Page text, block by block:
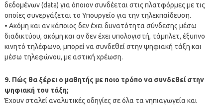
δεδομένων (data) για όποιον συνδέεται στις πλατφόρμες με τις
οποίες συνεργάζεται το Υπουργείο για την τηλεκπαίδευση.
• Ακόμη και αν κάποιος δεν έχει δυνατότητα σύνδεσης μέσω
διαδικτύου, ακόμη και αν δεν έχει υπολογιστή, τάμπλετ, έξυπνο
κινητό τηλέφωνο, μπορεί να συνδεθεί στην ψηφιακή τάξη και
μέσω τηλεφώνου, με αστική χρέωση.
9. Πώς θα ξέρει ο μαθητής με ποιο τρόπο να συνδεθεί στην
ψηφιακή του τάξη;
Έχουν σταλεί αναλυτικές οδηγίες σε όλα τα νηπιαγωγεία και